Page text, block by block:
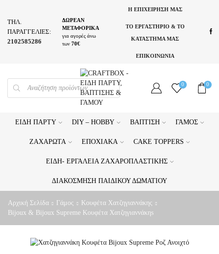
ΤΗΛ.
ΠΑΡΑΓΓΕΛΙΕΣ:
2102585286
ΔΩΡΕΑΝ
ΜΕΤΑΦΟΡΙΚΑ
για αγορές άνω
των 70€
Η ΕΠΙΧΕΙΡΗΣΗ ΜΑΣ
ΤΟ ΕΡΓΑΣΤΗΡΙΟ & ΤΟ
ΚΑΤΑΣΤΗΜΑ ΜΑΣ
ΕΠΙΚΟΙΝΩΝΙΑ
PRODUCTS
SEARCH
0 0
ΕΊΔΗ ΠΆΡΤΥ DIY – HOBBY ΒΆΠΤΙΣΗ ΓΆΜΟΣ
ΖΑΧΑΡΩΤΆ ΕΠΟΧΙΑΚΆ CAKE TOPPERS
ΕΊΔΗ- ΕΡΓΑΛΕΊΑ ΖΑΧΑΡΟΠΛΑΣΤΙΚΉΣ
ΔΙΑΚΌΣΜΗΣΗ ΠΑΙΔΙΚΟΎ ΔΩΜΑΤΊΟΥ
Αρχική Σελίδα Γάμος
Κουφέτα Χατζηγιαννάκης
Bijoux & Bijoux Supreme Κουφέτα Χατζηγιαννάκηs